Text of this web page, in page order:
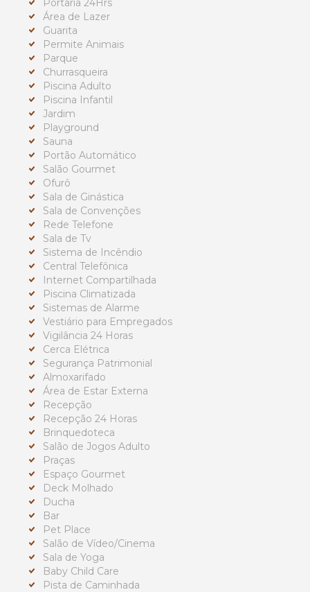
Portaria 24Hrs
Área de Lazer
Guarita
Permite Animais
Parque
Churrasqueira
Piscina Adulto
Piscina Infantil
Jardim
Playground
Sauna
Portão Automático
Salão Gourmet
Ofurô
Sala de Ginástica
Sala de Convenções
Rede Telefone
Sala de Tv
Sistema de Incêndio
Central Telefônica
Internet Compartilhada
Piscina Climatizada
Sistemas de Alarme
Vestiário para Empregados
Vigilância 24 Horas
Cerca Elétrica
Segurança Patrimonial
Almoxarifado
Área de Estar Externa
Recepção
Recepção 24 Horas
Brinquedoteca
Salão de Jogos Adulto
Praças
Espaço Gourmet
Deck Molhado
Ducha
Bar
Pet Place
Salão de Vídeo/Cinema
Sala de Yoga
Baby Child Care
Pista de Caminhada